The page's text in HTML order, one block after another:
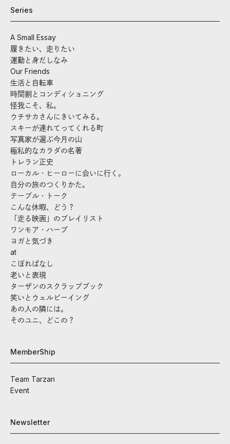
Series
A Small Essay
履きたい、走りたい
運動と身だしなみ
Our Friends
生活と自転車
時間割とコンディショニング
怪我こそ、私。
ウチサカさんにきいてみる。
スキーが連れてってくれる町
写真家が選ぶ今月の山
極私的なカラダの名著
トレラン正史
ローカル・ヒーローに会いに行く。
自分の旅のつくりかた。
テーブル・トーク
こんな休暇、どう？
「走る映画」のプレイリスト
ワンモア・ハーブ
ヨガと気づき
at
こぼればなし
老いと表現
ターザンのスクラップブック
笑いとウェルビーイング
あの人の隣には。
そのユニ、どこの？
MemberShip
Team Tarzan
Event
Newsletter